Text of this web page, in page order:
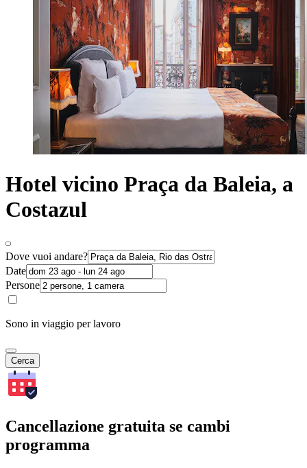
Hotel vicino Praça da Baleia, a
Costazul
Dove vuoi andare?
Date
Persone
Sono in viaggio per lavoro
Cerca
Cancellazione gratuita se cambi
programma